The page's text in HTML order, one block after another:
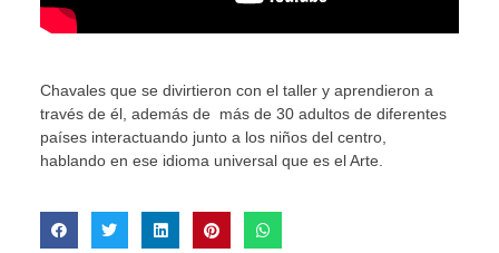
Chavales que se divirtieron con el taller y aprendieron a
través de él, además de más de 30 adultos de diferentes
países interactuando junto a los niños del centro,
hablando en ese idioma universal que es el Arte.